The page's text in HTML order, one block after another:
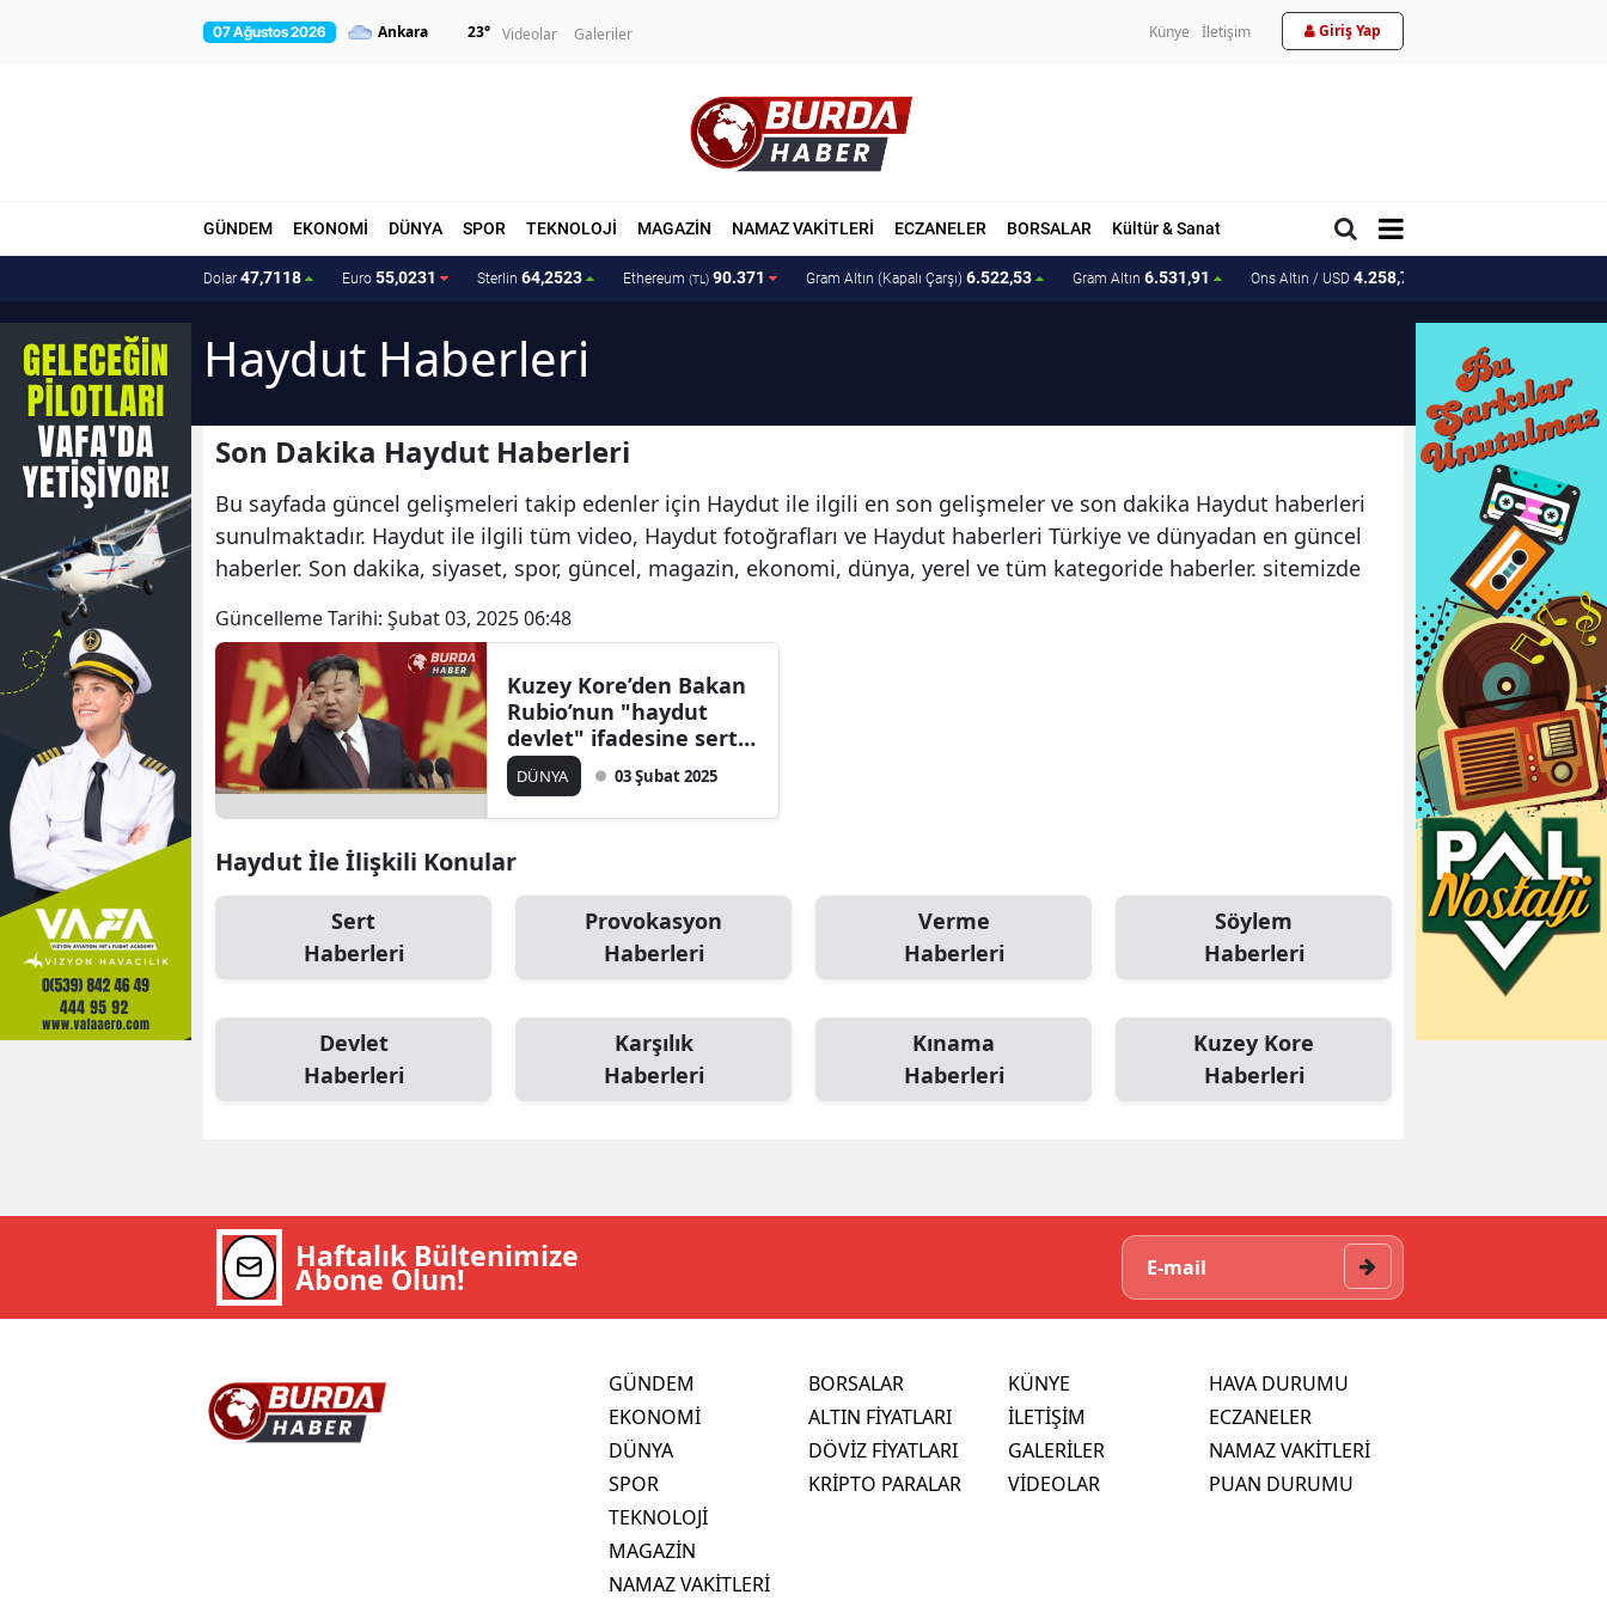
07 Ağustos 2026 23° Videolar Galeriler Künye İletişim Giriş Yap
GÜNDEM EKONOMİ DÜNYA SPOR TEKNOLOJİ MAGAZİN NAMAZ VAKİTLERİ ECZANELER BORSALAR Kültür & Sanat
Dolar 47,7118 Euro 55,0231 Sterlin 64,2523 Ethereum (TL) 90.371 Gram Altın (Kapalı Çarşı) 6.522,53 Gram Altın 6.531,91 Ons Altın / USD 4.258,70
Haydut Haberleri
Son Dakika Haydut Haberleri
Bu sayfada güncel gelişmeleri takip edenler için Haydut ile ilgili en son gelişmeler ve son dakika Haydut haberleri
sunulmaktadır. Haydut ile ilgili tüm video, Haydut fotoğrafları ve Haydut haberleri Türkiye ve dünyadan en güncel
haberler. Son dakika, siyaset, spor, güncel, magazin, ekonomi, dünya, yerel ve tüm kategoride haberler. sitemizde
Güncelleme Tarihi: Şubat 03, 2025 06:48
Kuzey Kore’den Bakan
Rubio’nun "haydut
devlet" ifadesine sert
tepki!
DÜNYA 03 Şubat 2025
Haydut İle İlişkili Konular
Sert
Haberleri
Provokasyon
Haberleri
Verme
Haberleri
Söylem
Haberleri
Devlet
Haberleri
Karşılık
Haberleri
Kınama
Haberleri
Kuzey Kore
Haberleri
Haftalık Bültenimize
Abone Olun!
GÜNDEM
EKONOMİ
DÜNYA
SPOR
TEKNOLOJİ
MAGAZİN
NAMAZ VAKİTLERİ
BORSALAR
ALTIN FİYATLARI
DÖVİZ FİYATLARI
KRİPTO PARALAR
KÜNYE
İLETİŞİM
GALERİLER
VİDEOLAR
HAVA DURUMU
ECZANELER
NAMAZ VAKİTLERİ
PUAN DURUMU